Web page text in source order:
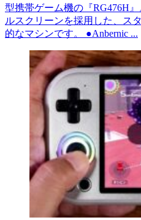
型携帯ゲーム機の『RG476H
ルスクリーンを採用した、ス
的なマシンです。 ●Anbernic ...